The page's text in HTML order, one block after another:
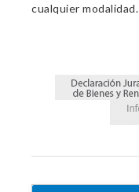
cualquier modalidad.